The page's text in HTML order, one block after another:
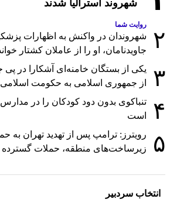
شهروند استرالیا شدند
۲
روایت شما
شهروندان در واکنش به اظهارات
جاویدنامان، او را از عاملان کشتار
۳
یکی از بستگان خامنه‌ای آشکارا در پی
از جمهوری اسلامی به حکومت
۴
تنباکوی بدون دود کودکان را در مدارس
است
۵
رویترز: ترامپ پس از تهدید تهران به
زیرساخت‌های منطقه، حملات گسترده
انتخاب سردبیر